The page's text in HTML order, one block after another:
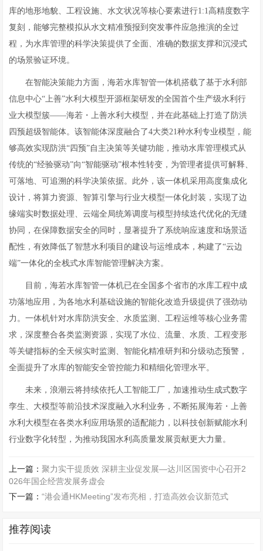
库的地形地貌、工程设施、水文状况等核心要素进行1:1高精度数字
复刻，能够完整模拟从水文精准预报到突发事件应急推演的全过
程，为水库管理的科学决策提供了全面、准确的数据支撑和沉浸式
的场景验证环境。
在智能决策能力方面，海若水库智管一体机搭载了基于水利部
信息中心“上善”水利大模型开源框架研发的全国首个生产级水利行
业大模型簇——海若・上善水利大模型，并在此基础上打造了防洪
四预超级智能体。该智能体深度融合了4大类21种水利专业模型，能
够高效实现防洪“四预”自主决策等关键功能，推动水库管理模式从
传统的“经验驱动”向“智能驱动”根本性转变，为管理者提供可解释、
可落地、可追溯的科学决策依据。此外，该一体机采用高度集成化
设计，将算力资源、智算引擎与行业大模型一体化封装，实现了边
缘端实时数据处理、云端全局统筹调度与模型持续迭代优化的无缝
协同，在保障数据安全的同时，显著提升了系统响应速度和场景适
配性，有效降低了智慧水利项目的建设与运维成本，构建了“云边
端”一体化的全栈式水库智能管理解决方案。
目前，海若水库智管一体机已在全国多个省市的水库工程中成
功落地应用，为各地水利基础设施的智能化改造升级提供了强劲动
力。一体机针对水库防洪安全、水质监测、工程运维等核心业务需
求，深度整合各类监测资源，实现了水位、流量、水质、工程变形
等关键指标的全天候实时监测、智能化精准研判和分级动态预警，
全面提升了水库的智能安全管控能力和精细化管理水平。
未来，浪潮云将持续依托人工智能工厂，加速推动生成式数字
孪生、大模型等前沿技术深度融入水利业务，不断拓展海若・上善
水利大模型在各类水利应用场景的适配能力，以科技创新赋能水利
行业数字化转型，为推动我国水利高质量发展贡献更大力量。
上一篇：聚力实干提质效 深耕主业促发展—达川区国资中心召开2
026年国企经营发展务虚会
下一篇：“港会通HKMeeting”发布亮相，打造高效会议新范式
推荐阅读